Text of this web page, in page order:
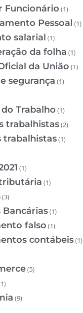
Funcionário (1)
Pessoal (1)
salarial (1)
da folha (1)
da União (1)
segurança (1)
Trabalho (1)
trabalhistas(2)
trabalhistas(1)
(1)
(1)
(3)
Bancárias(1)
falso (1)
contábeis(1)
(5)
(9)